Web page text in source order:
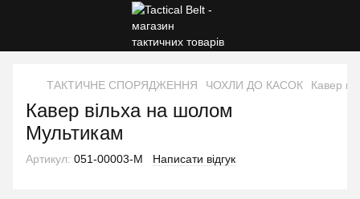
ТАКТИЧНЕ СПОРЯДЖЕННЯ ЧОХЛИ ДО КАСОК Кавер
Кавер вільха на шолом
Мультикам
Артикул: 051-00003-M Написати відгук